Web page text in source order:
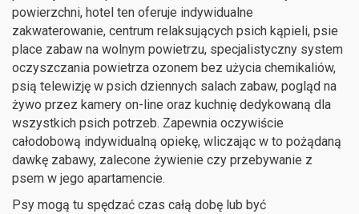
powierzchni, hotel ten oferuje indywidualne
zakwaterowanie, centrum relaksujących psich kąpieli, psie
place zabaw na wolnym powietrzu, specjalistyczny system
oczyszczania powietrza ozonem bez użycia chemikaliów,
psią telewizję w psich dziennych salach zabaw, pogląd na
żywo przez kamery on-line oraz kuchnię dedykowaną dla
wszystkich psich potrzeb. Zapewnia oczywiście
całodobową indywidualną opiekę, wliczając w to pożądaną
dawkę zabawy, zalecone żywienie czy przebywanie z
psem w jego apartamencie.
Psy mogą tu spędzać czas całą dobę lub być